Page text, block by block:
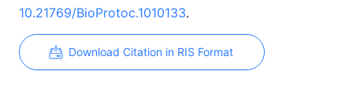
10.21769/BioProtoc.1010133.
Download Citation in RIS Format